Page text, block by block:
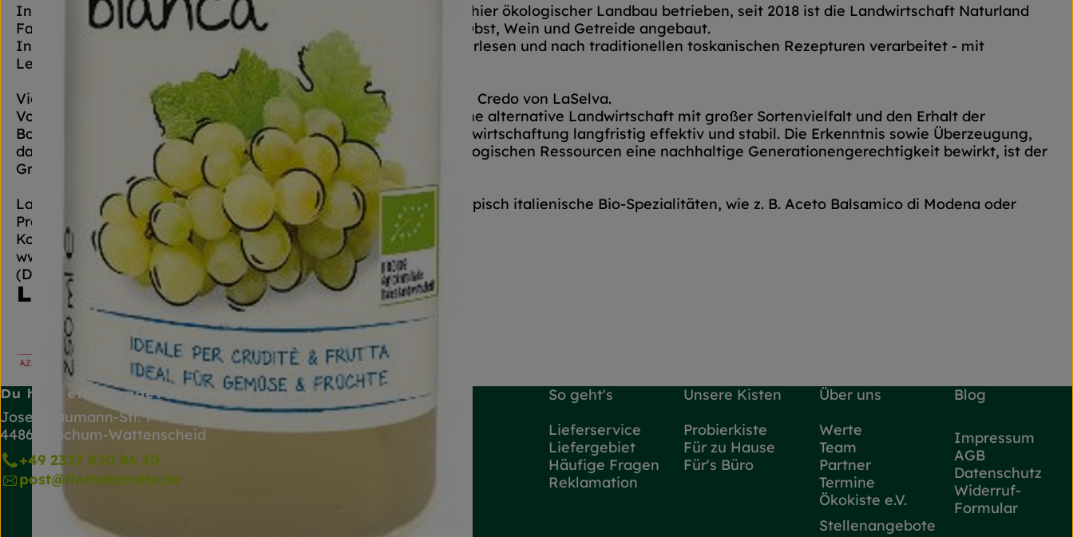
In der südlichen Toskana liegt der Biohof LaSelva. Seit 1980 wird hier ökologischer Landbau betrieben, seit 2018 ist die Landwirtschaft Naturland
Fair zertifiziert. Auf ca. 600 Hektar Nutzfläche werden Gemüse, Obst, Wein und Getreide angebaut.
In der Hof-Manufaktur werden Gemüse gewaschen, von Hand verlesen und nach traditionellen toskanischen Rezepturen verarbeitet - mit
Leidenschaft für Natur und Genuss.
Vielfalt bewahren und Bodenfruchtbarkeit erhalten. So lautet das Credo von LaSelva.
Von Anfang an setzt der Gründer von LaSelva, Karl Egger, auf eine alternative Landwirtschaft mit großer Sortenvielfalt und den Erhalt der
Bodenfruchtbarkeit. Die Artenvielfalt macht die naturgemäße Bewirtschaftung langfristig effektiv und stabil. Die Erkenntnis sowie Überzeugung,
dass nur ein verantwortungsvoller Umgang mit sozialen und ökologischen Ressourcen eine nachhaltige Generationengerechtigkeit bewirkt, ist der
Grundstein unseres täglichen Handelns.
LaSelva steht für regional toskanische Bio-Produkte aber auch typisch italienische Bio-Spezialitäten, wie z. B. Aceto Balsamico di Modena oder
Prosecco del Veneto.
Kontrollnummer DE-ÖKO-005
www.laselva.bio
(Daten von Ecoinform)
LaSelva
Du hast eine Frage? Wir helfen gerne!
Josef-Haumann-Str. 7
44866 Bochum-Wattenscheid
+49 2327 830 86 30
post@flottekarotte.de
So geht's
Lieferservice
Liefergebiet
Häufige Fragen
Reklamation
Unsere Kisten
Probierkiste
Für zu Hause
Für's Büro
Über uns
Werte
Team
Partner
Termine
Ökokiste e.V.
Stellenangebote
Blog
Impressum
AGB
Datenschutz
Widerruf-
Formular